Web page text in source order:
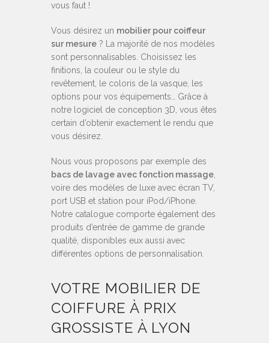
vous faut !
Vous désirez un mobilier pour coiffeur
sur mesure ? La majorité de nos modèles
sont personnalisables. Choisissez les
finitions, la couleur ou le style du
revêtement, le coloris de la vasque, les
options pour vos équipements… Grâce à
notre logiciel de conception 3D, vous êtes
certain d’obtenir exactement le rendu que
vous désirez.
Nous vous proposons par exemple des
bacs de lavage avec fonction massage
voire des modèles de luxe avec écran TV,
port USB et station pour iPod/iPhone.
Notre catalogue comporte également des
produits d’entrée de gamme de grande
qualité, disponibles eux aussi avec
différentes options de personnalisation.
VOTRE MOBILIER DE
COIFFURE À PRIX
GROSSISTE À LYON